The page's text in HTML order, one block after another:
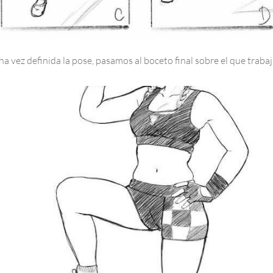
vez definida la pose, pasamos al boceto final sobre el que